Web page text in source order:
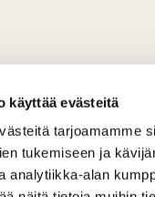
käyttää evästeitä
tarjoamamme
tukemiseen ja
analytiikka-alan